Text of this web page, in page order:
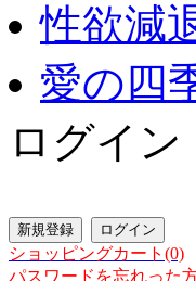
性欲減
愛の四
ログイン
ショッピングカート(0)
パスワードを忘れった